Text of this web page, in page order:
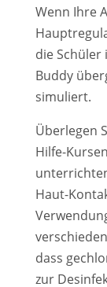
Wenn Ihre
die
Buddy
simuliert.
Überlegen
Hilfe-
Haut-
dass
zur